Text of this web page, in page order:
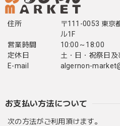
住所
〒111-0053 東京
ル1F
営業時間
10:00～18:00
定休日
土・日・祝祭日
E-mail
algernon-
お支払い方法について
次の方法がご利用頂けます。